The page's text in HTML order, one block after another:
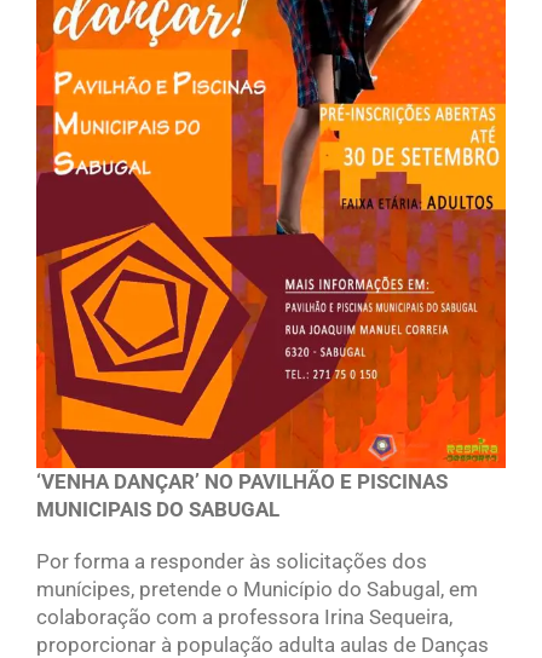
‘VENHA DANÇAR’ NO PAVILHÃO E PISCINAS
MUNICIPAIS DO SABUGAL
Por forma a responder às solicitações dos
munícipes, pretende o Município do Sabugal, em
colaboração com a professora Irina Sequeira,
proporcionar à população adulta aulas de Danças